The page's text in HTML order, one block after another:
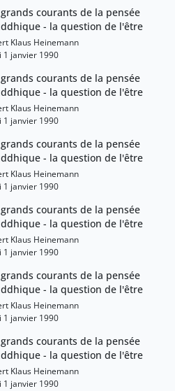
grands courants de la pensée
- la question de l'être
Klaus Heinemann
1 janvier 1990
grands courants de la pensée
- la question de l'être
Klaus Heinemann
1 janvier 1990
grands courants de la pensée
- la question de l'être
Klaus Heinemann
1 janvier 1990
grands courants de la pensée
- la question de l'être
Klaus Heinemann
1 janvier 1990
grands courants de la pensée
- la question de l'être
Klaus Heinemann
1 janvier 1990
grands courants de la pensée
- la question de l'être
Klaus Heinemann
1 janvier 1990